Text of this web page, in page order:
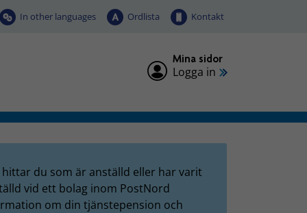
In other languages Ordlista Kontakt
Mina sidor
Logga in
hittar du som är anställd eller har varit
vid ett bolag inom PostNord
om din tjänstepension och